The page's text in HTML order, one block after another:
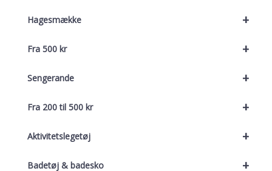
+
Hagesmække
+
Fra 500 kr
+
Sengerande
+
Fra 200 til 500 kr
+
Aktivitetslegetøj
+
Badetøj & badesko